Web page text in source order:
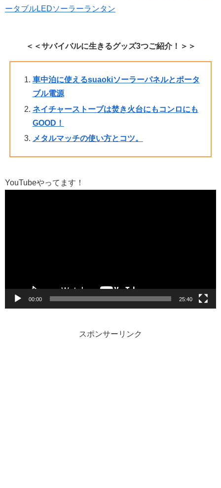
ータブルLEDソーラーランタン
＜＜サバイバルに生きるグッズ3つご紹介！＞＞
車中泊に使えるsuaokiソーラーパネルとポータ
ブル電源
ネイチャーストーブは焚き火台にもコンロにも
GOOD！
メタルマッチの使い方とコツ。
YouTubeやってます！
00:00 25:40
スポンサーリンク